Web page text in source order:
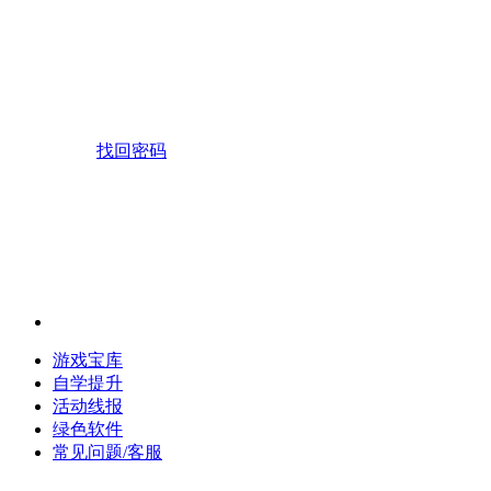
找回密码
游戏宝库
自学提升
活动线报
绿色软件
常见问题/客服